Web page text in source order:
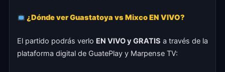
¿Dónde ver Guastatoya vs Mixco EN VIVO?
El partido podrás verlo EN VIVO y GRATIS a través de la
plataforma digital de GuatePlay y Marpense TV: